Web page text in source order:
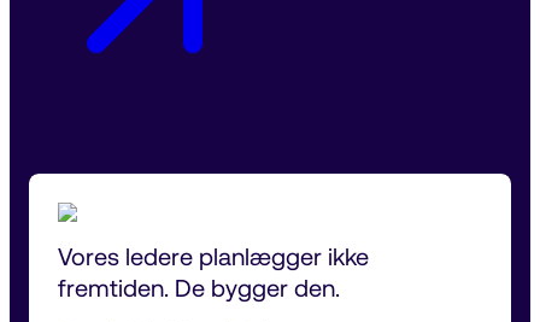
Vores ledere planlægger ikke
fremtiden. De bygger den.